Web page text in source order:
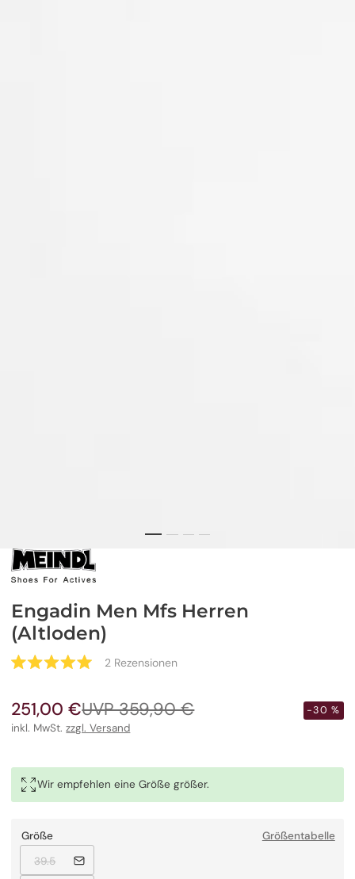
Engadin Men Mfs Herren
(Altloden)
5
Sternen
bewertet
2 Rezensionen
zu
zu
scrollen
Verkaufspreis
251,00 €
Regulärer
Preis
UVP 359,90 € -30 %
inkl. MwSt.zzgl. Versand
Wir empfehlen eine Größe größer.
Größe
Größentabelle
39.5Ausverkauft